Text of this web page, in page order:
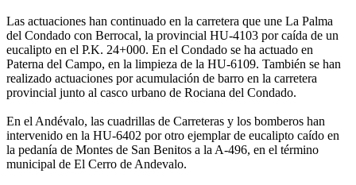
Las actuaciones han continuado en la carretera que une La Palma
del Condado con Berrocal, la provincial HU-4103 por caída de un
eucalipto en el P.K. 24+000. En el Condado se ha actuado en
Paterna del Campo, en la limpieza de la HU-6109. También se han
realizado actuaciones por acumulación de barro en la carretera
provincial junto al casco urbano de Rociana del Condado.
En el Andévalo, las cuadrillas de Carreteras y los bomberos han
intervenido en la HU-6402 por otro ejemplar de eucalipto caído en
la pedanía de Montes de San Benitos a la A-496, en el término
municipal de El Cerro de Andevalo.